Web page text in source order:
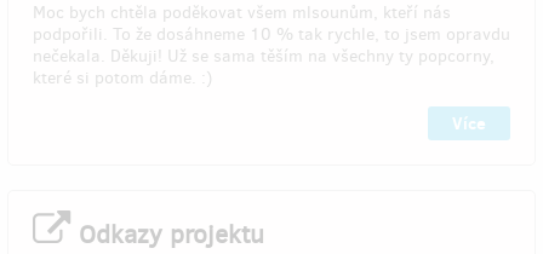
Moc bych chtěla poděkovat všem mlsounům, kteří nás
podpořili. To že dosáhneme 10 % tak rychle, to jsem opravdu
nečekala. Děkuji! Už se sama těším na všechny ty popcorny,
které si potom dáme. :)
Více
Odkazy projektu